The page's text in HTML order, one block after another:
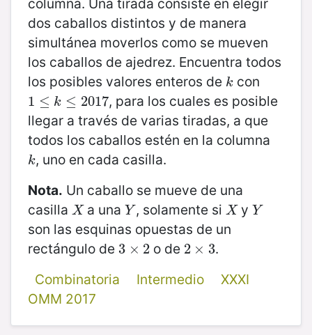
dos caballos distintos y de manera
simultánea moverlos como se mueven
los caballos de ajedrez. Encuentra todos
los posibles valores enteros de k
k con
1 ≤ k ≤ 2017
1 ≤k ≤2017
, para los cuales es posible
llegar a través de varias tiradas, a que
todos los caballos estén en la columna
k
k, uno en cada casilla.
Nota. Un caballo se mueve de una
casilla X
X a una Y
Y, solamente si X
X y Y
Y
son las esquinas opuestas de un
rectángulo de 3 × 2
3 ×2 o de 2 × 3
2 ×3 .
Combinatoria
Intermedio
XXXI
OMM 2017